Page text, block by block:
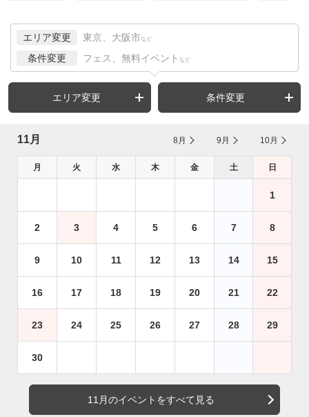
エリア変更 東京、大阪市 など
条件変更 フェス、無料イベント など
エリア変更 条件変更
11月 8月 9月 10月
月 火 水 木 金 土 日
1
2 3 4 5 6 7 8
9 10 11 12 13 14 15
16 17 18 19 20 21 22
23 24 25 26 27 28 29
30
11月のイベントをすべて見る